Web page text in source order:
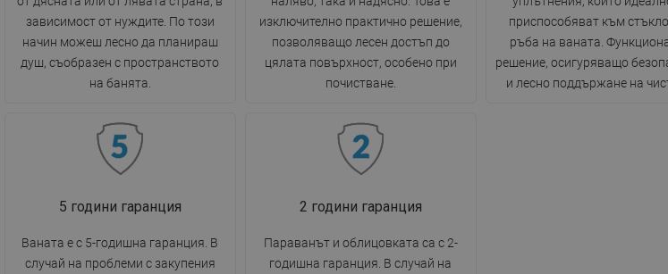
зависимост от нуждите. По този
начин можеш лесно да планираш
душ, съобразен с пространството
на банята.
изключително практично решение,
позволяващо лесен достъп до
цялата повърхност, особено при
почистване.
приспособяват към
ръба на ваната.
решение, осигуряващо
и лесно поддържане на
5 години гаранция
Ваната е с 5-годишна гаранция. В
случай на проблеми с закупения
2 години гаранция
Параванът и облицовката са с 2-
годишна гаранция. В случай на